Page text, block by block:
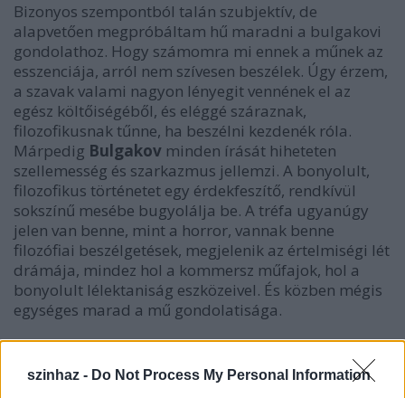
szinhaz - Do Not Process My Personal Information
Bizonyos szempontból talán szubjektív, de
alapvetően megpróbáltam hű maradni a bulgakovi
gondolathoz. Hogy számomra mi ennek a műnek az
esszenciája, arról nem szívesen beszélek. Úgy érzem,
a szavak valami nagyon lényegit vennének el az
egész költőiségéből, és eléggé száraznak,
filozofikusnak tűnne, ha beszélni kezdenék róla.
Márpedig Bulgakov minden írását hiheteten
szellemesség és szarkazmus jellemzi. A bonyolult,
filozofikus történetet egy érdekfeszítő, rendkívül
sokszínű mesébe bugyolálja be. A tréfa ugyanúgy
jelen van benne, mint a horror, vannak benne
filozófiai beszélgetések, megjelenik az értelmiségi lét
drámája, mindez hol a kommersz műfajok, hol a
bonyolult lélektaniság eszközeivel. És közben mégis
egységes marad a mű gondolatisága.
Műfaji meghatározás szerint az előadás „álom két